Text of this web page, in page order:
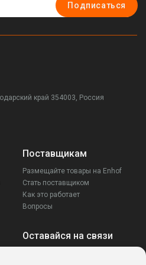
Подписаться
край 354003, Россия
Поставщикам
Размещайте товары на Enhof
Стать поставщиком
Как это работает
Вопросы
Оставайся на связи